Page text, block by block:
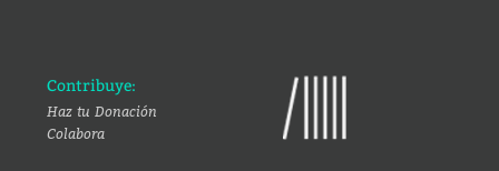
Contribuye:
Haz tu Donación
Colabora